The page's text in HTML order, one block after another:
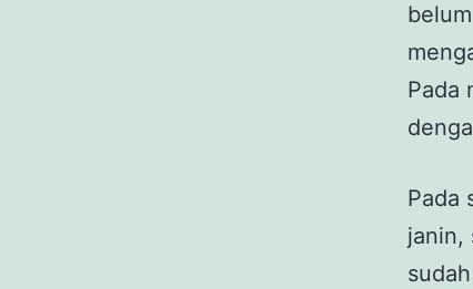
Pada
Pada
janin,